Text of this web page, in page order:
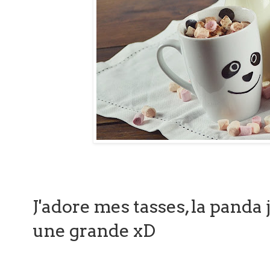
J'adore mes tasses, la
une grande xD